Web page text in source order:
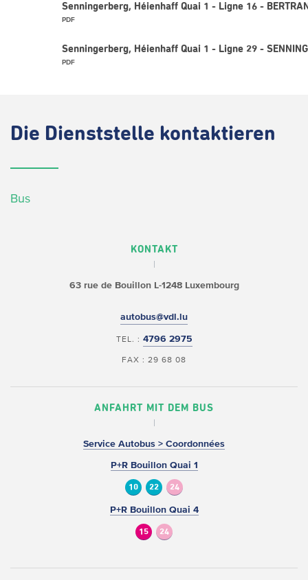
Senningerberg, Héienhaff Quai 1 - Ligne 16 -
PDF
Senningerberg, Héienhaff Quai 1 - Ligne 29 -
PDF
Die Dienststelle kontaktieren
Bus
KONTAKT
63 rue de BouillonL-1248 Luxembourg
autobus@vdl.lu
TEL. : 4796 2975
FAX : 29 68 08
ANFAHRT MIT DEM BUS
Service Autobus > Coordonnées
P+R Bouillon Quai 1
10 22 24
P+R Bouillon Quai 4
15 24